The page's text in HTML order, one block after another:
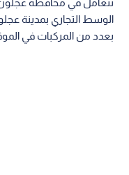
الوسط التجاري بمدينة
بعدد من المركبات في